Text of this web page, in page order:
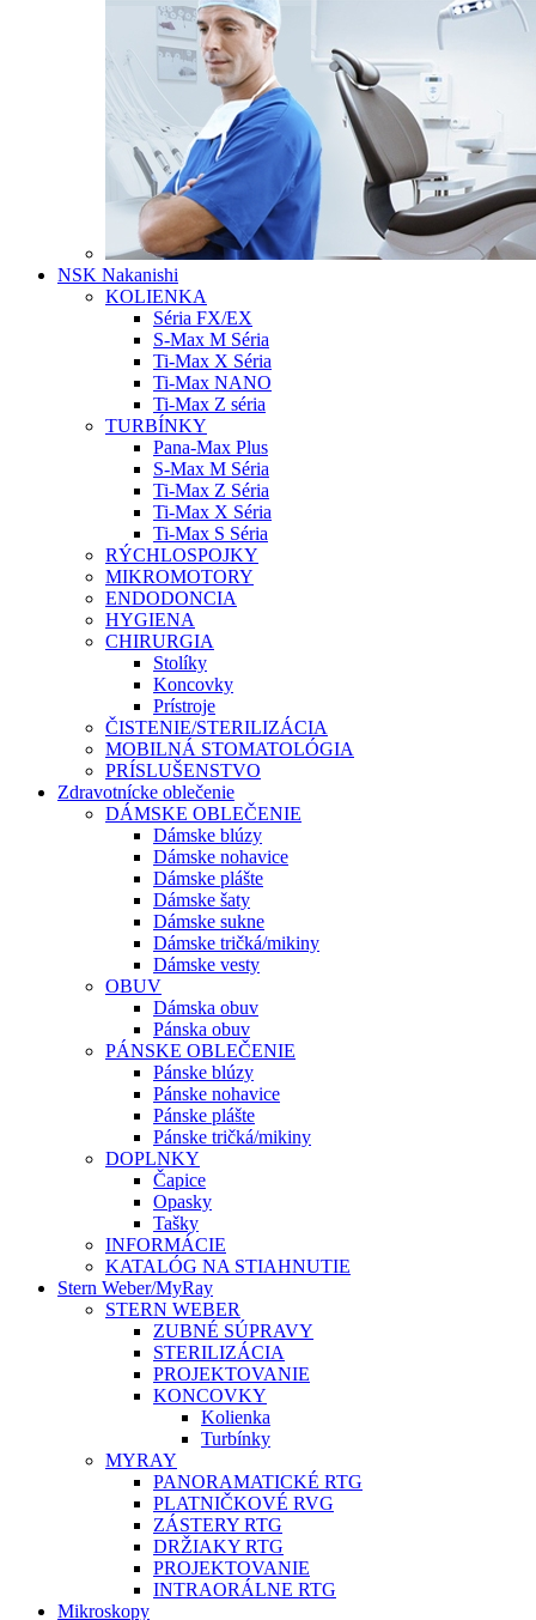
NSK Nakanishi
KOLIENKA
Séria FX/EX
S-Max M Séria
Ti-Max X Séria
Ti-Max NANO
Ti-Max Z séria
TURBÍNKY
Pana-Max Plus
S-Max M Séria
Ti-Max Z Séria
Ti-Max X Séria
Ti-Max S Séria
RÝCHLOSPOJKY
MIKROMOTORY
ENDODONCIA
HYGIENA
CHIRURGIA
Stolíky
Koncovky
Prístroje
ČISTENIE/STERILIZÁCIA
MOBILNÁ STOMATOLÓGIA
PRÍSLUŠENSTVO
Zdravotnícke oblečenie
DÁMSKE OBLEČENIE
Dámske blúzy
Dámske nohavice
Dámske plášte
Dámske šaty
Dámske sukne
Dámske tričká/mikiny
Dámske vesty
OBUV
Dámska obuv
Pánska obuv
PÁNSKE OBLEČENIE
Pánske blúzy
Pánske nohavice
Pánske plášte
Pánske tričká/mikiny
DOPLNKY
Čapice
Opasky
Tašky
INFORMÁCIE
KATALÓG NA STIAHNUTIE
Stern Weber/MyRay
STERN WEBER
ZUBNÉ SÚPRAVY
STERILIZÁCIA
PROJEKTOVANIE
KONCOVKY
Kolienka
Turbínky
MYRAY
PANORAMATICKÉ RTG
PLATNIČKOVÉ RVG
ZÁSTERY RTG
DRŽIAKY RTG
PROJEKTOVANIE
INTRAORÁLNE RTG
Mikroskopy